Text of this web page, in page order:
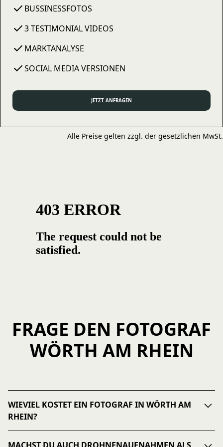
BUSSINESSFOTOS
3 TESTIMONIAL VIDEOS
MARKTANALYSE
SOCIAL MEDIA VERSIONEN
JETZT ANFRAGEN
Alle Preise gelten zzgl. der gesetzlichen MwSt.
FRAGE DEN FOTOGRAF
WÖRTH AM RHEIN
WIEVIEL KOSTET EIN FOTOGRAF IN WÖRTH AM
RHEIN?
nach Art des Shootings, dem Umfang der gewünschten Leistungen